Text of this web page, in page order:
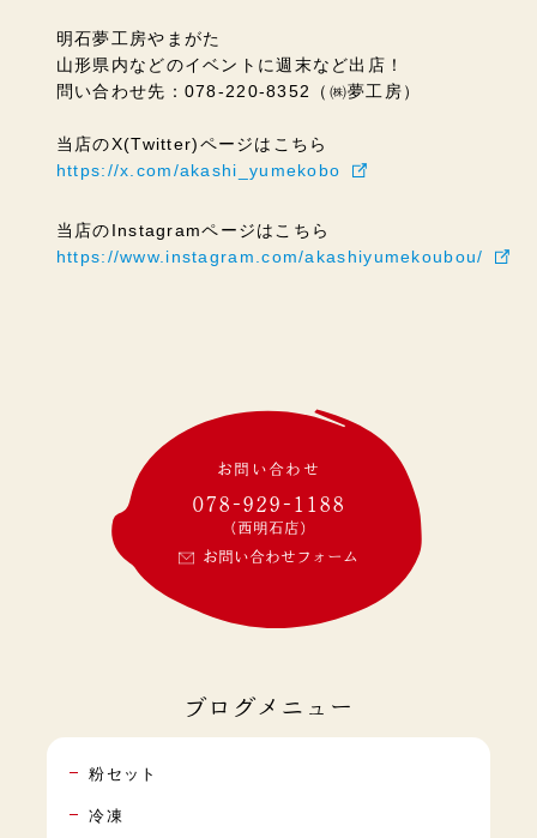
明石夢工房やまがた
山形県内などのイベントに週末など出店！
問い合わせ先：078-220-8352（㈱夢工房）
当店のX(Twitter)ページはこちら
https://x.com/akashi_yumekobo
当店のInstagramページはこちら
https://www.instagram.com/akashiyumekoubou/
お問い合わせ
078-929-1188
(西明石店)
お問い合わせフォーム
ブログメニュー
粉セット
冷凍